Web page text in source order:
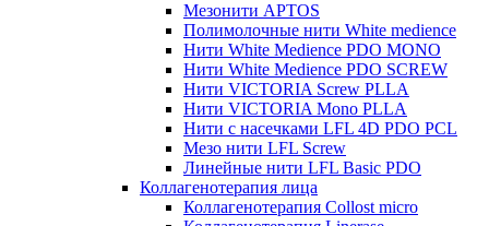
Мезонити APTOS
Полимолочные нити White medience
Нити White Medience PDO MONO
Нити White Medience PDO SCREW
Нити VICTORIA Screw PLLA
Нити VICTORIA Mono PLLA
Нити с насечками LFL 4D PDO PCL
Мезо нити LFL Screw
Линейные нити LFL Basic PDO
Коллагенотерапия лица
Коллагенотерапия Collost micro